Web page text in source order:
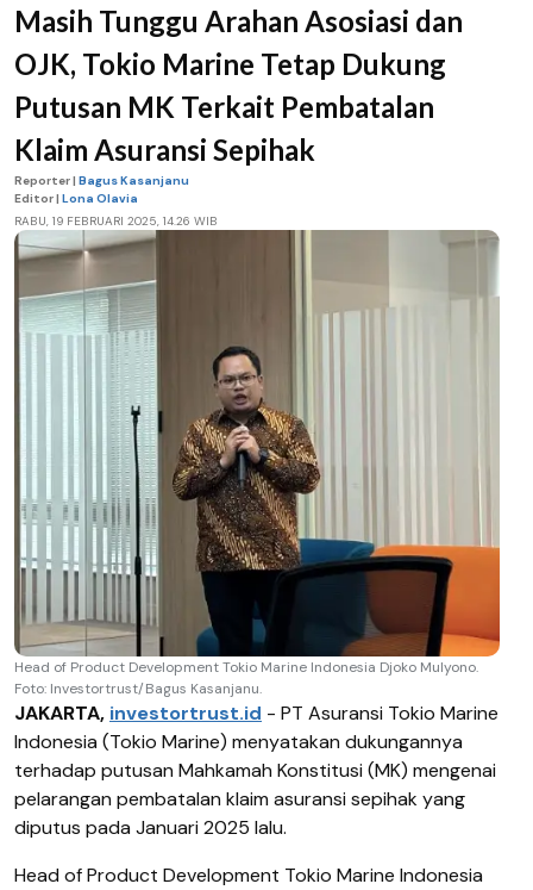
Masih Tunggu Arahan Asosiasi dan
OJK, Tokio Marine Tetap Dukung
Putusan MK Terkait Pembatalan
Klaim Asuransi Sepihak
Reporter | Bagus Kasanjanu
Editor | Lona Olavia
RABU, 19 FEBRUARI 2025, 14.26 WIB
Head of Product Development Tokio Marine Indonesia Djoko Mulyono.
Foto: Investortrust/Bagus Kasanjanu.
JAKARTA, investortrust.id - PT Asuransi Tokio Marine
Indonesia (Tokio Marine) menyatakan dukungannya
terhadap putusan Mahkamah Konstitusi (MK) mengenai
pelarangan pembatalan klaim asuransi sepihak yang
diputus pada Januari 2025 lalu.
Head of Product Development Tokio Marine Indonesia